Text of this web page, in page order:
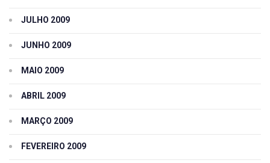
JULHO 2009
JUNHO 2009
MAIO 2009
ABRIL 2009
MARÇO 2009
FEVEREIRO 2009